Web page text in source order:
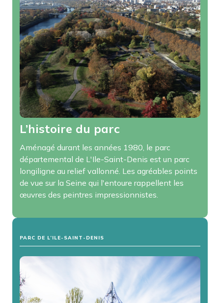
L’histoire du parc
Aménagé durant les années 1980, le parc
départemental de L'Ile-Saint-Denis est un parc
longiligne au relief vallonné. Les agréables points
de vue sur la Seine qui l'entoure rappellent les
œuvres des peintres impressionnistes.
PARC DE L’ILE-SAINT-DENIS